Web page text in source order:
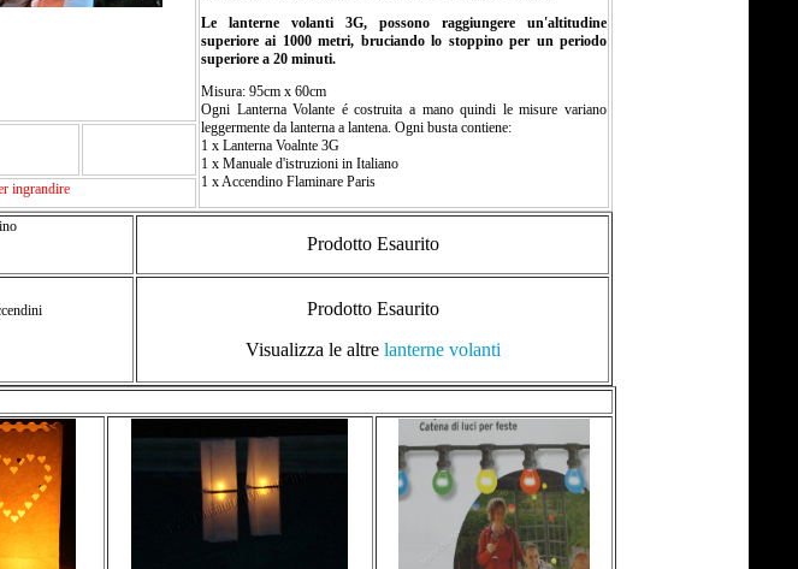
Le lanterne volanti 3G, possono raggiungere un'altitudine
superiore ai 1000 metri, bruciando lo stoppino per un periodo
superiore a 20 minuti.
Misura: 95cm x 60cm
Ogni Lanterna Volante é costruita a mano quindi le misure variano
leggermente da lanterna a lantena. Ogni busta contiene:
1 x Lanterna Voalnte 3G
1 x Manuale d'istruzioni in Italiano
1 x Accendino Flaminare Paris
ingrandire
Prodotto Esaurito
Prodotto Esaurito
Visualizza le altrelanterne volanti